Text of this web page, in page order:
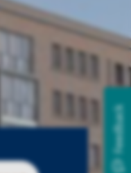
Feedback